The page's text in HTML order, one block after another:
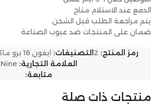
الدفع عند الاستلام متاح
يتم مراجعة الطلب قبل الشحن
ضمان على المنتجات ضد عيوب الصناعة
رمز المنتج: 2 التصنيفات: ايفون 16 برو ماكس
العلامة التجارية:Nine
متابعة:
منتجات ذات صلة